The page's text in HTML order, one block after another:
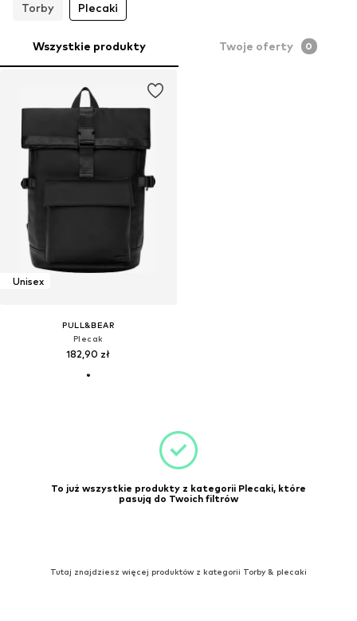
Torby
Plecaki
Wszystkie produkty Twoje oferty 0
Unisex
PULL&BEAR
Plecak
182,90 zł
To już wszystkie produkty z kategorii Plecaki, które
pasują do Twoich filtrów
Tutaj znajdziesz więcej produktów z kategorii Torby & plecaki